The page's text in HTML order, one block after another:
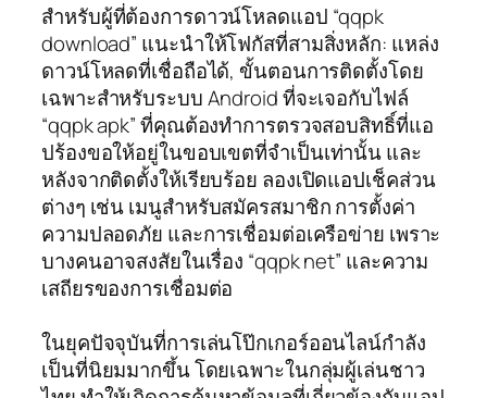
สำหรับผู้ที่ต้องการดาวน์โหลดแอป “qqpk
download” แนะนำให้โฟกัสที่สามสิ่งหลัก: แหล่ง
ดาวน์โหลดที่เชื่อถือได้, ขั้นตอนการติดตั้งโดย
เฉพาะสำหรับระบบ Android ที่จะเจอกับไฟล์
“qqpk apk” ที่คุณต้องทำการตรวจสอบสิทธิ์ที่แอ
ปร้องขอให้อยู่ในขอบเขตที่จำเป็นเท่านั้น และ
หลังจากติดตั้งให้เรียบร้อย ลองเปิดแอปเช็คส่วน
ต่างๆ เช่น เมนูสำหรับสมัครสมาชิก การตั้งค่า
ความปลอดภัย และการเชื่อมต่อเครือข่าย เพราะ
บางคนอาจสงสัยในเรื่อง “qqpk net” และความ
เสถียรของการเชื่อมต่อ
ในยุคปัจจุบันที่การเล่นโป๊กเกอร์ออนไลน์กำลัง
เป็นที่นิยมมากขึ้น โดยเฉพาะในกลุ่มผู้เล่นชาว